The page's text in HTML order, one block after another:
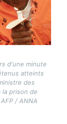
d'une minute
atteints
des
la prison de
/ ANNA